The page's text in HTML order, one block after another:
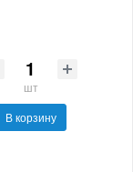
шт
В корзину